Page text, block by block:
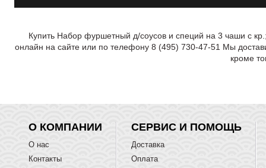
Купить Набор фуршетный д/соусов и специй на 3 чаши с
онлайн на сайте или по телефону 8 (495) 730-47-51 Мы
кроме
О КОМПАНИИ
О нас
Контакты
СЕРВИС И ПОМОЩЬ
Доставка
Оплата